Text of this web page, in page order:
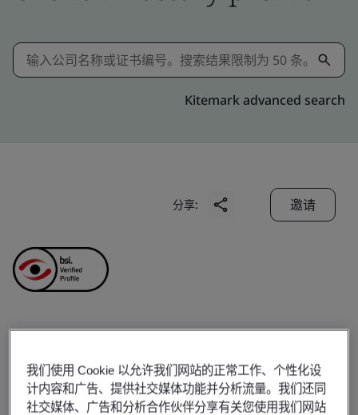
Kitemark advanced search
分享: 邀请
Yihe Precision Hardware
(Shenzhen) Co., Ltd.
我们使用 Cookie 以允许我们网站的正常工作、个性化设
计内容和广告、提供社交媒体功能并分析流量。我们还同
社交媒体、广告和分析合作伙伴分享有关您使用我们网站